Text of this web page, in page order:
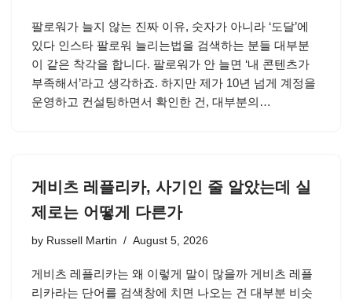
팔로워가 늘지 않는 진짜 이유, 숫자가 아니라 ‘도달’에
있다 인스타 팔로워 늘리는법을 검색하는 분들 대부분
이 같은 착각을 합니다. 팔로워가 안 늘면 ‘내 콘텐츠가
부족해서’라고 생각하죠. 하지만 제가 10년 넘게 계정을
운영하고 컨설팅하면서 확인한 건, 대부분의…
게비츠 레플리카, 사기인 줄 알았는데 실
제로는 어떻게 다른가
by Russell Martin August 5, 2026
게비츠 레플리카는 왜 이렇게 말이 많을까 게비츠 레플
리카라는 단어를 검색창에 치면 나오는 건 대부분 비슷